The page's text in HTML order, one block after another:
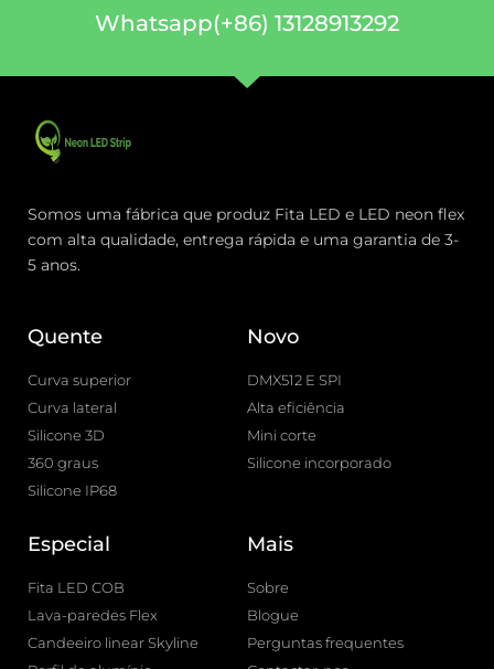
Whatsapp(+86) 13128913292
Somos uma fábrica que produz Fita LED e LED neon flex
com alta qualidade, entrega rápida e uma garantia de 3-
5 anos.
Quente
Curva superior
Curva lateral
Silicone 3D
360 graus
Silicone IP68
Novo
DMX512 E SPI
Alta eficiência
Mini corte
Silicone incorporado
Especial
Fita LED COB
Lava-paredes Flex
Candeeiro linear Skyline
Mais
Sobre
Blogue
Perguntas frequentes